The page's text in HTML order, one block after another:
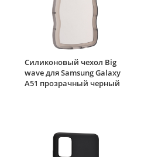
Силиконовый чехол Big
wave для Samsung Galaxy
A51 прозрачный черный